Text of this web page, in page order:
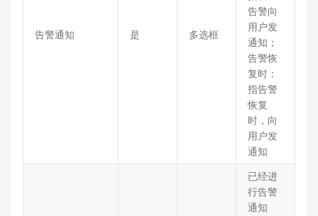
告警通知 是 多选框
告警向
用户发
通知；
告警恢
复时：
指告警
恢复
时，向
用户发
通知
已经进
行告警
通知